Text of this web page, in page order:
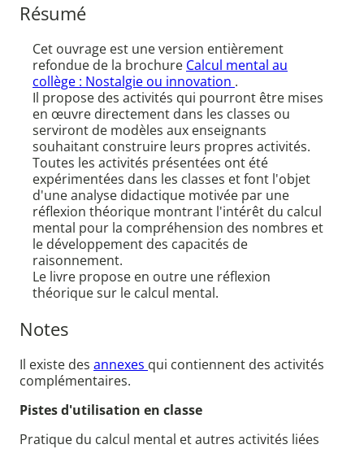
Résumé
Cet ouvrage est une version entièrement
refondue de la brochure Calcul mental au
collège : Nostalgie ou innovation .
Il propose des activités qui pourront être mises
en œuvre directement dans les classes ou
serviront de modèles aux enseignants
souhaitant construire leurs propres activités.
Toutes les activités présentées ont été
expérimentées dans les classes et font l'objet
d'une analyse didactique motivée par une
réflexion théorique montrant l'intérêt du calcul
mental pour la compréhension des nombres et
le développement des capacités de
raisonnement.
Le livre propose en outre une réflexion
théorique sur le calcul mental.
Notes
Il existe des annexes qui contiennent des activités
complémentaires.
Pistes d'utilisation en classe
Pratique du calcul mental et autres activités liées